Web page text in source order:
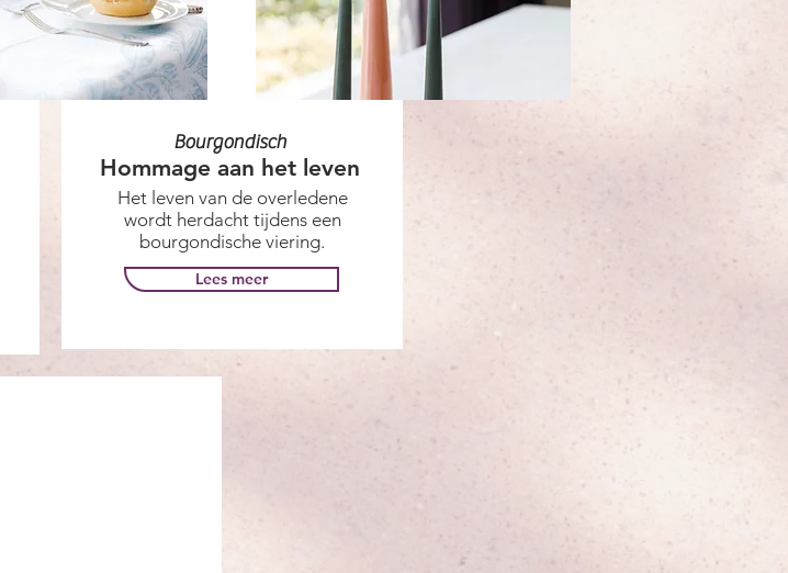
Bourgondisch
Hommage aan het leven
Het leven van de overledene
wordt herdacht tijdens een
bourgondische viering.
Lees meer